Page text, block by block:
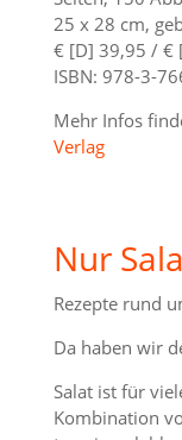
25 x 28 cm,
€ [D] 39,95 / €
ISBN: 978-3-
Mehr Infos
Verlag
Nur
Rezepte rund
Da haben wir
Salat ist für
Kombination